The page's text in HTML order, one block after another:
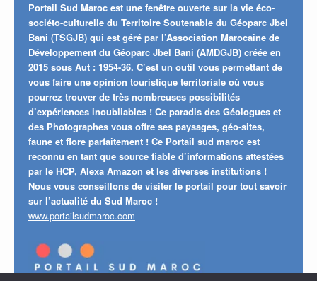
Portail Sud Maroc est une fenêtre ouverte sur la vie éco-
sociéto-culturelle du Territoire Soutenable du Géoparc Jbel
Bani (TSGJB) qui est géré par l’Association Marocaine de
Développement du Géoparc Jbel Bani (AMDGJB) créée en
2015 sous Aut : 1954-36. C’est un outil vous permettant de
vous faire une opinion touristique territoriale où vous
pourrez trouver de très nombreuses possibilités
d’expériences inoubliables ! Ce paradis des Géologues et
des Photographes vous offre ses paysages, géo-sites,
faune et flore parfaitement ! Ce Portail sud maroc est
reconnu en tant que source fiable d’informations attestées
par le HCP, Alexa Amazon et les diverses institutions !
Nous vous conseillons de visiter le portail pour tout savoir
sur l’actualité du Sud Maroc !
www.portailsudmaroc.com